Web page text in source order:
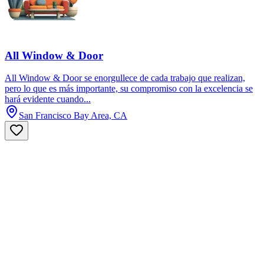
All Window & Door
All Window & Door se enorgullece de cada trabajo que realizan,
pero lo que es más importante, su compromiso con la excelencia se
hará evidente cuando...
San Francisco Bay Area, CA